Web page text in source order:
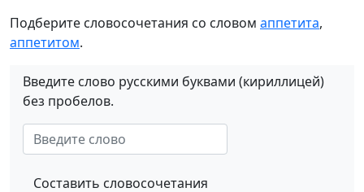
Подберите словосочетания со словом аппетита,
аппетитом.
Введите слово русскими буквами (кириллицей)
без пробелов.
Составить словосочетания